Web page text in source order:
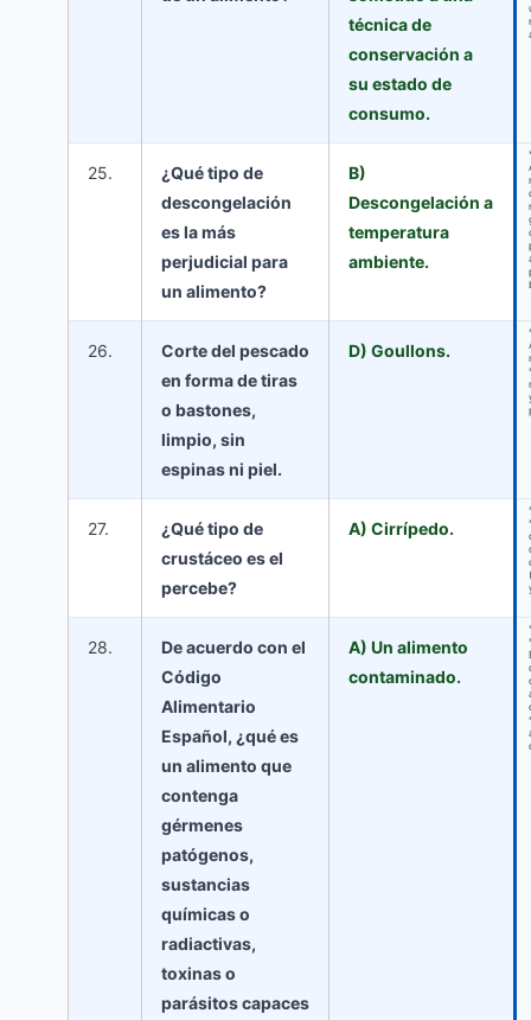
técnica de
conservación a
su estado de
consumo.
25.
¿Qué tipo de
descongelación
es la más
perjudicial para
un alimento?
B)
Descongelación a
temperatura
ambiente.
26.
Corte del pescado
en forma de tiras
o bastones,
limpio, sin
espinas ni piel.
D) Goullons.
27.
¿Qué tipo de
crustáceo es el
percebe?
A) Cirrípedo.
28.
De acuerdo con el
Código
Alimentario
Español, ¿qué es
un alimento que
contenga
gérmenes
patógenos,
sustancias
químicas o
radiactivas,
toxinas o
parásitos capaces
A) Un alimento
contaminado.